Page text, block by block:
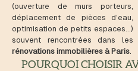
(ouverture de murs porteurs,
déplacement de pièces d’eau,
optimisation de petits espaces…)
souvent rencontrées dans les
rénovations immobilières à Paris.
POURQUOI CHOISIR